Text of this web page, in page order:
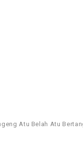
Atu Belah Atu